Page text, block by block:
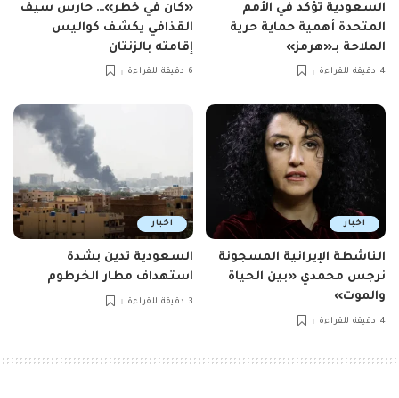
السعودية تؤكد في الأمم
المتحدة أهمية حماية حرية
الملاحة بـ«هرمز»
4 دقيقة للقراءة
«كان في خطر»… حارس سيف
القذافي يكشف كواليس
إقامته بالزنتان
6 دقيقة للقراءة
اخبار
الناشطة الإيرانية المسجونة
نرجس محمدي «بين الحياة
والموت»
4 دقيقة للقراءة
اخبار
السعودية تدين بشدة
استهداف مطار الخرطوم
3 دقيقة للقراءة